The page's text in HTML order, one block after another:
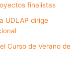
finalistas
UDLAP dirige
Curso de Verano de